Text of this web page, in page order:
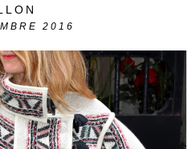
2016